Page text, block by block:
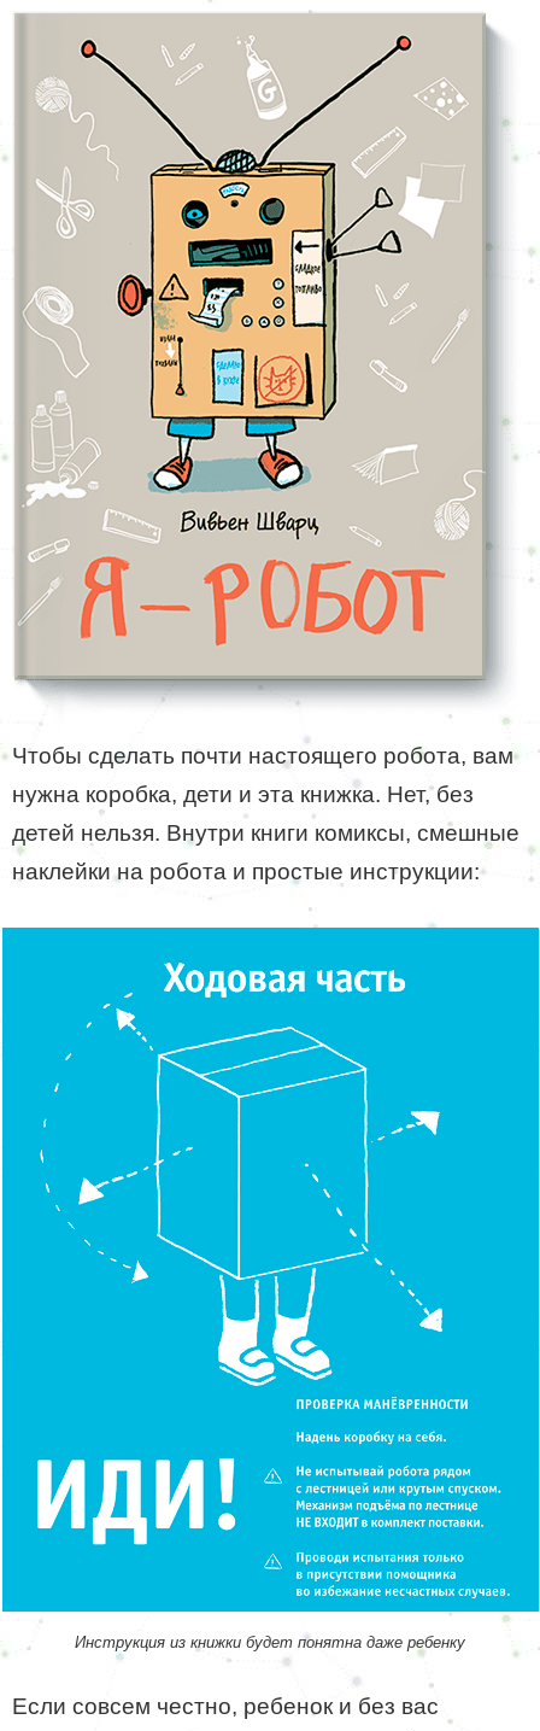
Чтобы сделать почти настоящего робота, вам
нужна коробка, дети и эта книжка. Нет, без
детей нельзя. Внутри книги комиксы, смешные
наклейки на робота и простые инструкции:
Инструкция из книжки будет понятна даже ребенку
Если совсем честно, ребенок и без вас